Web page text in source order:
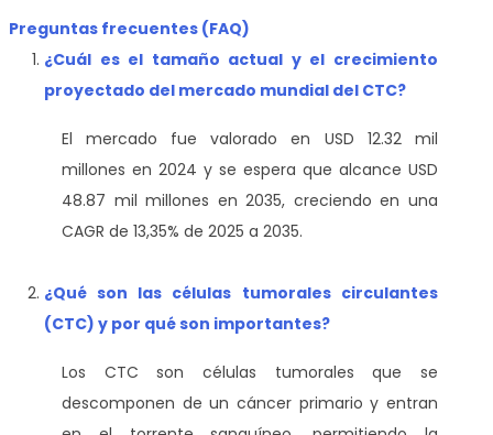
Preguntas frecuentes (FAQ)
¿Cuál es el tamaño actual y el crecimiento
proyectado del mercado mundial del CTC?
El mercado fue valorado en USD 12.32 mil
millones en 2024 y se espera que alcance USD
48.87 mil millones en 2035, creciendo en una
CAGR de 13,35% de 2025 a 2035.
¿Qué son las células tumorales circulantes
(CTC) y por qué son importantes?
Los CTC son células tumorales que se
descomponen de un cáncer primario y entran